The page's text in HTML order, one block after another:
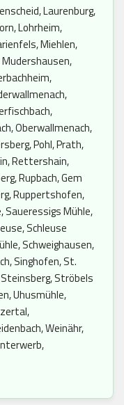
Laurenburg,
Lohrheim,
Miehlen,
Oberwallmenach,
Pohl, Prath,
Rettershain,
Rupbach, Gem
Ruppertshofen,
Saueressigs Mühle,
Schleuse
Schweighausen,
Singhofen, St.
Ströbels
Uhusmühle,
Weinähr,